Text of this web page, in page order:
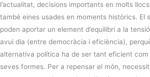
l’actualitat, decisions importants en molts
també eines usades en moments històrics. El
poden aportar un element d’equilibri a la
avui dia (entre democràcia i eficiència),
alternativa política ha de ser tant eficient
seves formes. Per a repensar el món,